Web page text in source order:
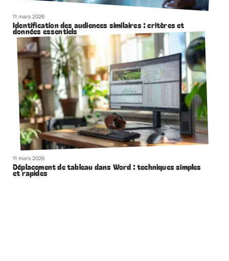
11 mars 2026
Identification des audiences similaires : critères et
données essentiels
11 mars 2026
Déplacement de tableau dans Word : techniques simples
et rapides